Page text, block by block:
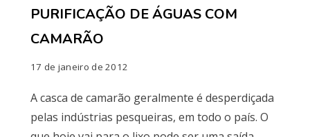
PURIFICAÇÃO DE ÁGUAS COM
CAMARÃO
17 de janeiro de 2012
A casca de camarão geralmente é desperdiçada
pelas indústrias pesqueiras, em todo o país. O